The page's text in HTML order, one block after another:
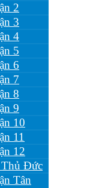
2
3
4
5
6
7
8
9
10
11
12
Đức
Tân